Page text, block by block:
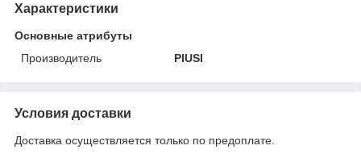
Характеристики
Основные атрибуты
Производитель
PIUSI
Условия доставки
Доставка осуществляется только по предоплате.